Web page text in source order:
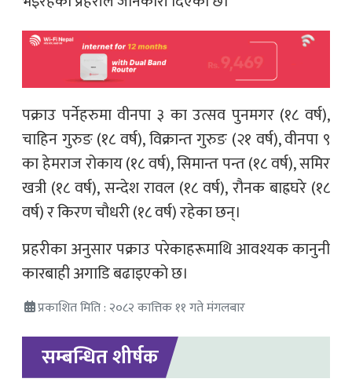
पक्राउ पर्नेहरुमा वीनपा ३ का उत्सव पुनमगर (१८ वर्ष),
चाहिन गुरुङ (१८ वर्ष), विक्रान्त गुरुङ (२१ वर्ष), वीनपा ९
का हेमराज रोकाय (१८ वर्ष), सिमान्त पन्त (१८ वर्ष), समिर
खत्री (१८ वर्ष), सन्देश रावल (१८ वर्ष), रौनक बाह्रघरे (१८
वर्ष) र किरण चौधरी (१८ वर्ष) रहेका छन्।
प्रहरीका अनुसार पक्राउ परेकाहरूमाथि आवश्यक कानुनी
कारबाही अगाडि बढाइएको छ।
प्रकाशित मिति : २०८२ कात्तिक ११ गते मंगलबार
सम्बन्धित शीर्षक